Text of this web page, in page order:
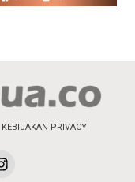
KEBIJAKAN PRIVACY